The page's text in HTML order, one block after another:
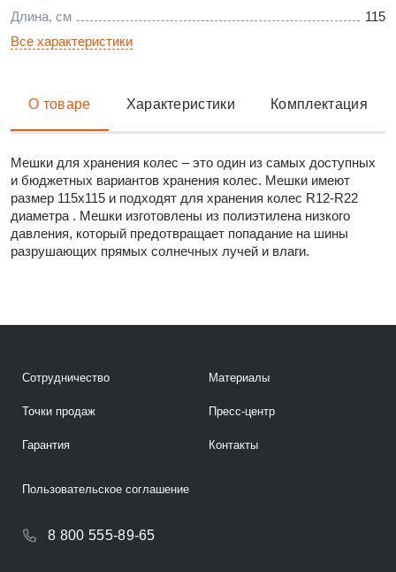
Длина, см
115
Все характеристики
О товаре Характеристики Комплектация
Мешки для хранения колес – это один из самых доступных
и бюджетных вариантов хранения колес. Мешки имеют
размер 115х115 и подходят для хранения колес R12-R22
диаметра . Мешки изготовлены из полиэтилена низкого
давления, который предотвращает попадание на шины
разрушающих прямых солнечных лучей и влаги.
Сотрудничество
Точки продаж
Гарантия
Материалы
Пресс-центр
Контакты
8 800 555-89-65
Пользовательское соглашение